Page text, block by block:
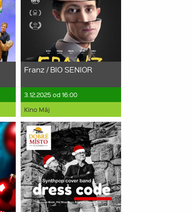
Franz / BIO SENIOR
3.12.2025 od 16:00
Kino Máj